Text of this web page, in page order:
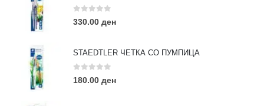
0out of 5
330.00 ден
STAEDTLER ЧЕТКА СО ПУМПИЦА
0 out of 5
180.00 ден